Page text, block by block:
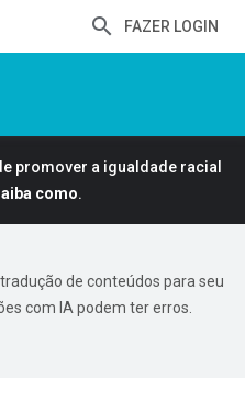
FAZER LOGIN
promover a igualdade racial
como.
de conteúdos para seu
com IA podem ter erros.